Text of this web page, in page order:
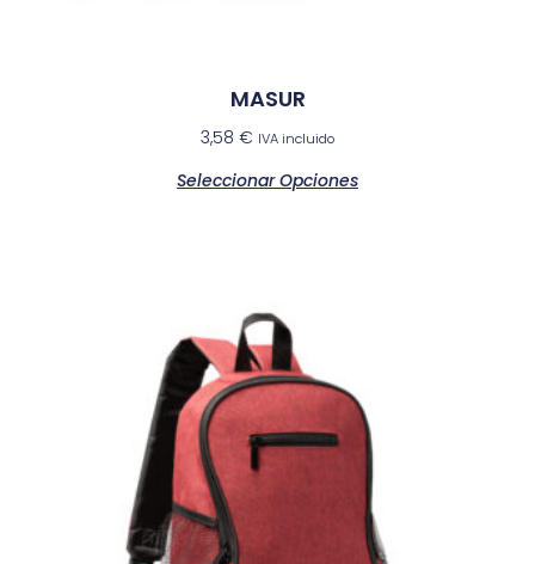
MASUR
3,58 € IVA incluido
Seleccionar Opciones